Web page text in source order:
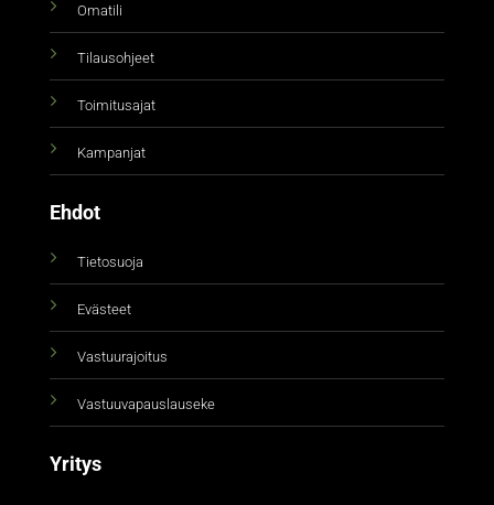
Omatili
Tilausohjeet
Toimitusajat
Kampanjat
Ehdot
Tietosuoja
Evästeet
Vastuurajoitus
Vastuuvapauslauseke
Yritys